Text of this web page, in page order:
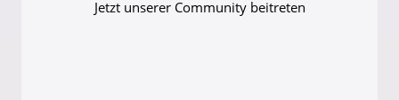
Jetzt unserer Community beitreten